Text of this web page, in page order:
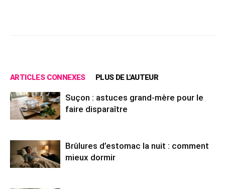
ARTICLES CONNEXES PLUS DE L'AUTEUR
Suçon : astuces grand-mère pour le
faire disparaître
Brûlures d’estomac la nuit : comment
mieux dormir